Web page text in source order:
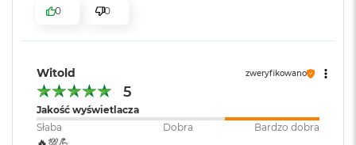
a
a
M
a
0
0
Witold zweryfikowano
5
Jakość wyświetlacza
Słaba
Dobra Bardzo dobra